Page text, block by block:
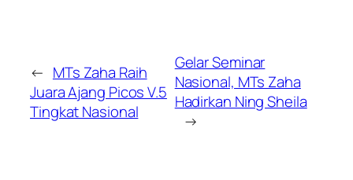
← MTs Zaha Raih
Juara Ajang Picos V.5
Tingkat Nasional
Gelar Seminar
Nasional, MTs Zaha
Hadirkan Ning Sheila
→